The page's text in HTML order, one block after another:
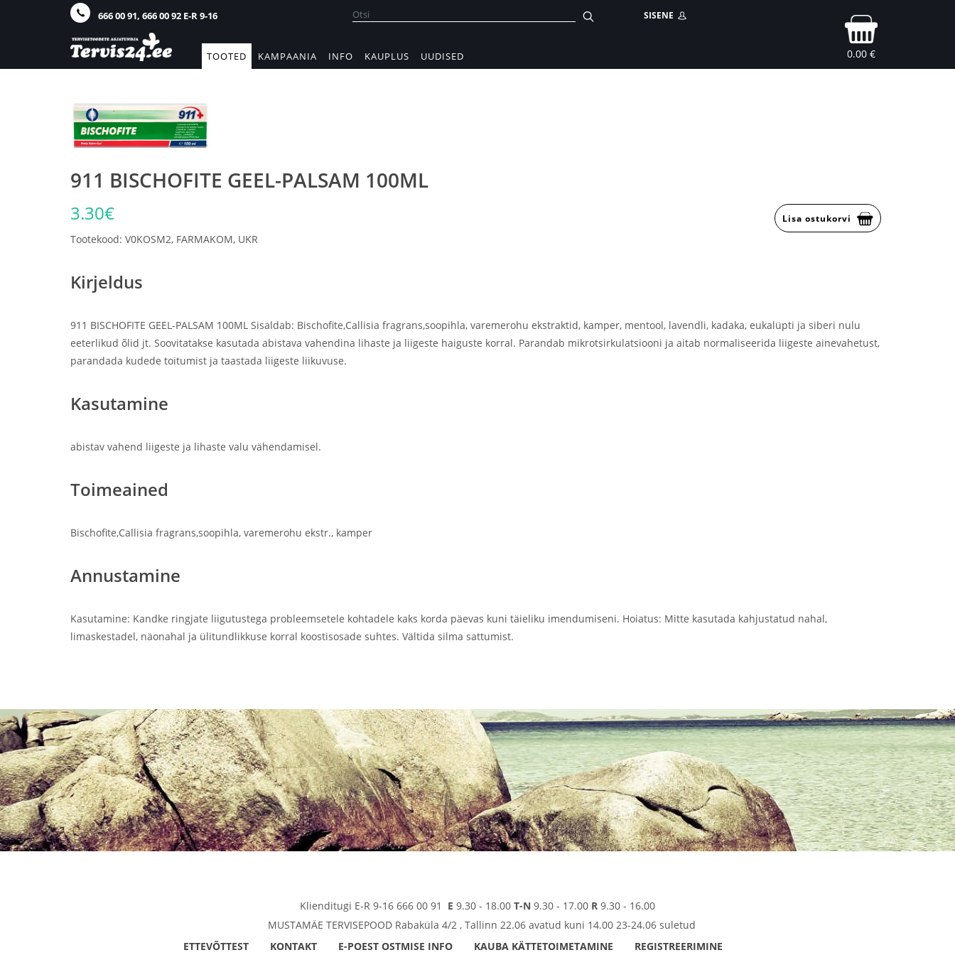
666 00 91, 666 00 92 E-R 9-16 SISENE
TOOTED KAMPAANIA INFO KAUPLUS UUDISED 0.00 €
911 BISCHOFITE GEEL-PALSAM 100ML
3.30€ Lisa ostukorvi
Tootekood: V0KOSM2, FARMAKOM, UKR
Kirjeldus
911 BISCHOFITE GEEL-PALSAM 100ML Sisaldab: Bischofite,Callisia fragrans,soopihla, varemerohu ekstraktid, kamper, mentool, lavendli, kadaka, eukalüpti ja siberi nulu
eeterlikud õlid jt. Soovitatakse kasutada abistava vahendina lihaste ja liigeste haiguste korral. Parandab mikrotsirkulatsiooni ja aitab normaliseerida liigeste ainevahetust,
parandada kudede toitumist ja taastada liigeste liikuvuse.
Kasutamine
abistav vahend liigeste ja lihaste valu vähendamisel.
Toimeained
Bischofite,Callisia fragrans,soopihla, varemerohu ekstr., kamper
Annustamine
Kasutamine: Kandke ringjate liigutustega probleemsetele kohtadele kaks korda päevas kuni täieliku imendumiseni. Hoiatus: Mitte kasutada kahjustatud nahal,
limaskestadel, näonahal ja ülitundlikkuse korral koostisosade suhtes. Vältida silma sattumist.
Klienditugi E-R 9-16 666 00 91 E 9.30 - 18.00 T-N 9.30 - 17.00 R 9.30 - 16.00
MUSTAMÄE TERVISEPOOD Rabaküla 4/2 , Tallinn 22.06 avatud kuni 14.00 23-24.06 suletud
ETTEVÕTTEST
KONTAKT E-POEST OSTMISE INFO KAUBA KÄTTETOIMETAMINE REGISTREERIMINE